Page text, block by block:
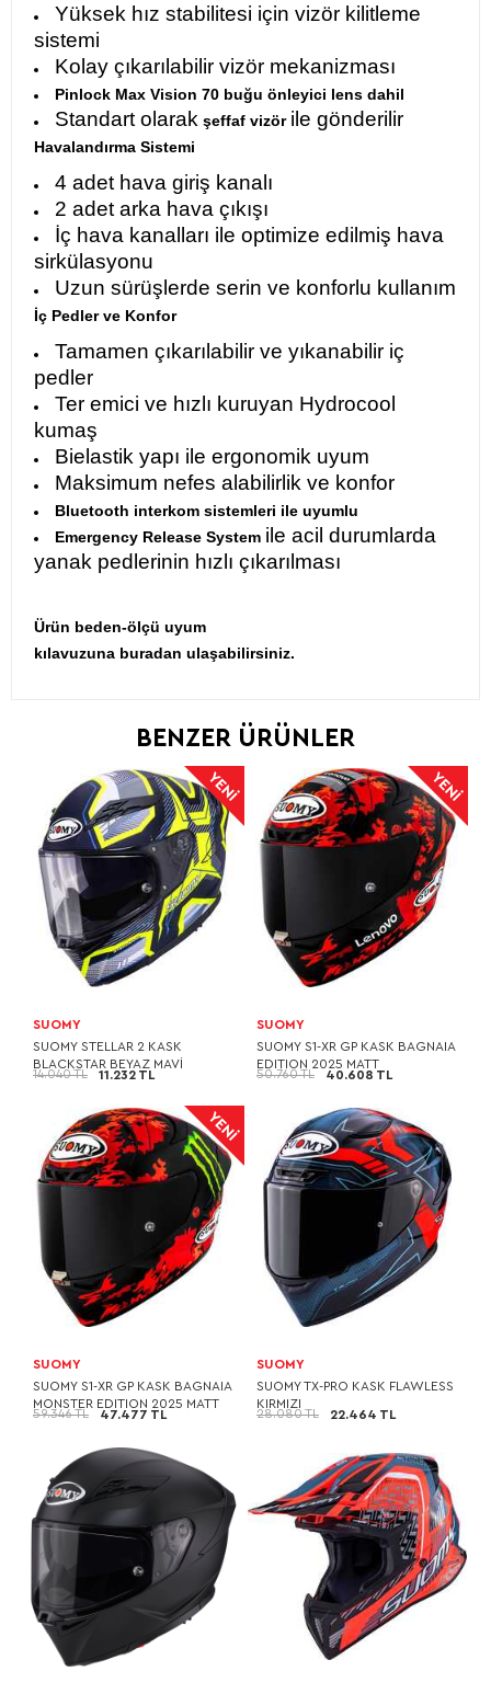
Yüksek hız stabilitesi için vizör kilitleme
sistemi
Kolay çıkarılabilir vizör mekanizması
Pinlock Max Vision 70 buğu önleyici lens dahil
Standart olarak şeffaf vizör ile gönderilir
Havalandırma Sistemi
4 adet hava giriş kanalı
2 adet arka hava çıkışı
İç hava kanalları ile optimize edilmiş hava
sirkülasyonu
Uzun sürüşlerde serin ve konforlu kullanım
İç Pedler ve Konfor
Tamamen çıkarılabilir ve yıkanabilir iç
pedler
Ter emici ve hızlı kuruyan Hydrocool
kumaş
Bielastik yapı ile ergonomik uyum
Maksimum nefes alabilirlik ve konfor
Bluetooth interkom sistemleri ile uyumlu
Emergency Release System ile acil durumlarda
yanak pedlerinin hızlı çıkarılması
Ürün beden-ölçü uyum
kılavuzuna buradan ulaşabilirsiniz.
BENZER ÜRÜNLER
SUOMY
SUOMY STELLAR 2 KASK
BLACKSTAR BEYAZ MAVİ
14.040 TL 11.232 TL
SUOMY
SUOMY S1-XR GP KASK BAGNAIA
EDITION 2025 MATT
50.760 TL 40.608 TL
SUOMY
SUOMY S1-XR GP KASK BAGNAIA
MONSTER EDITION 2025 MATT
59.346 TL 47.477 TL
SUOMY
SUOMY TX-PRO KASK FLAWLESS
KIRMIZI
28.080 TL 22.464 TL